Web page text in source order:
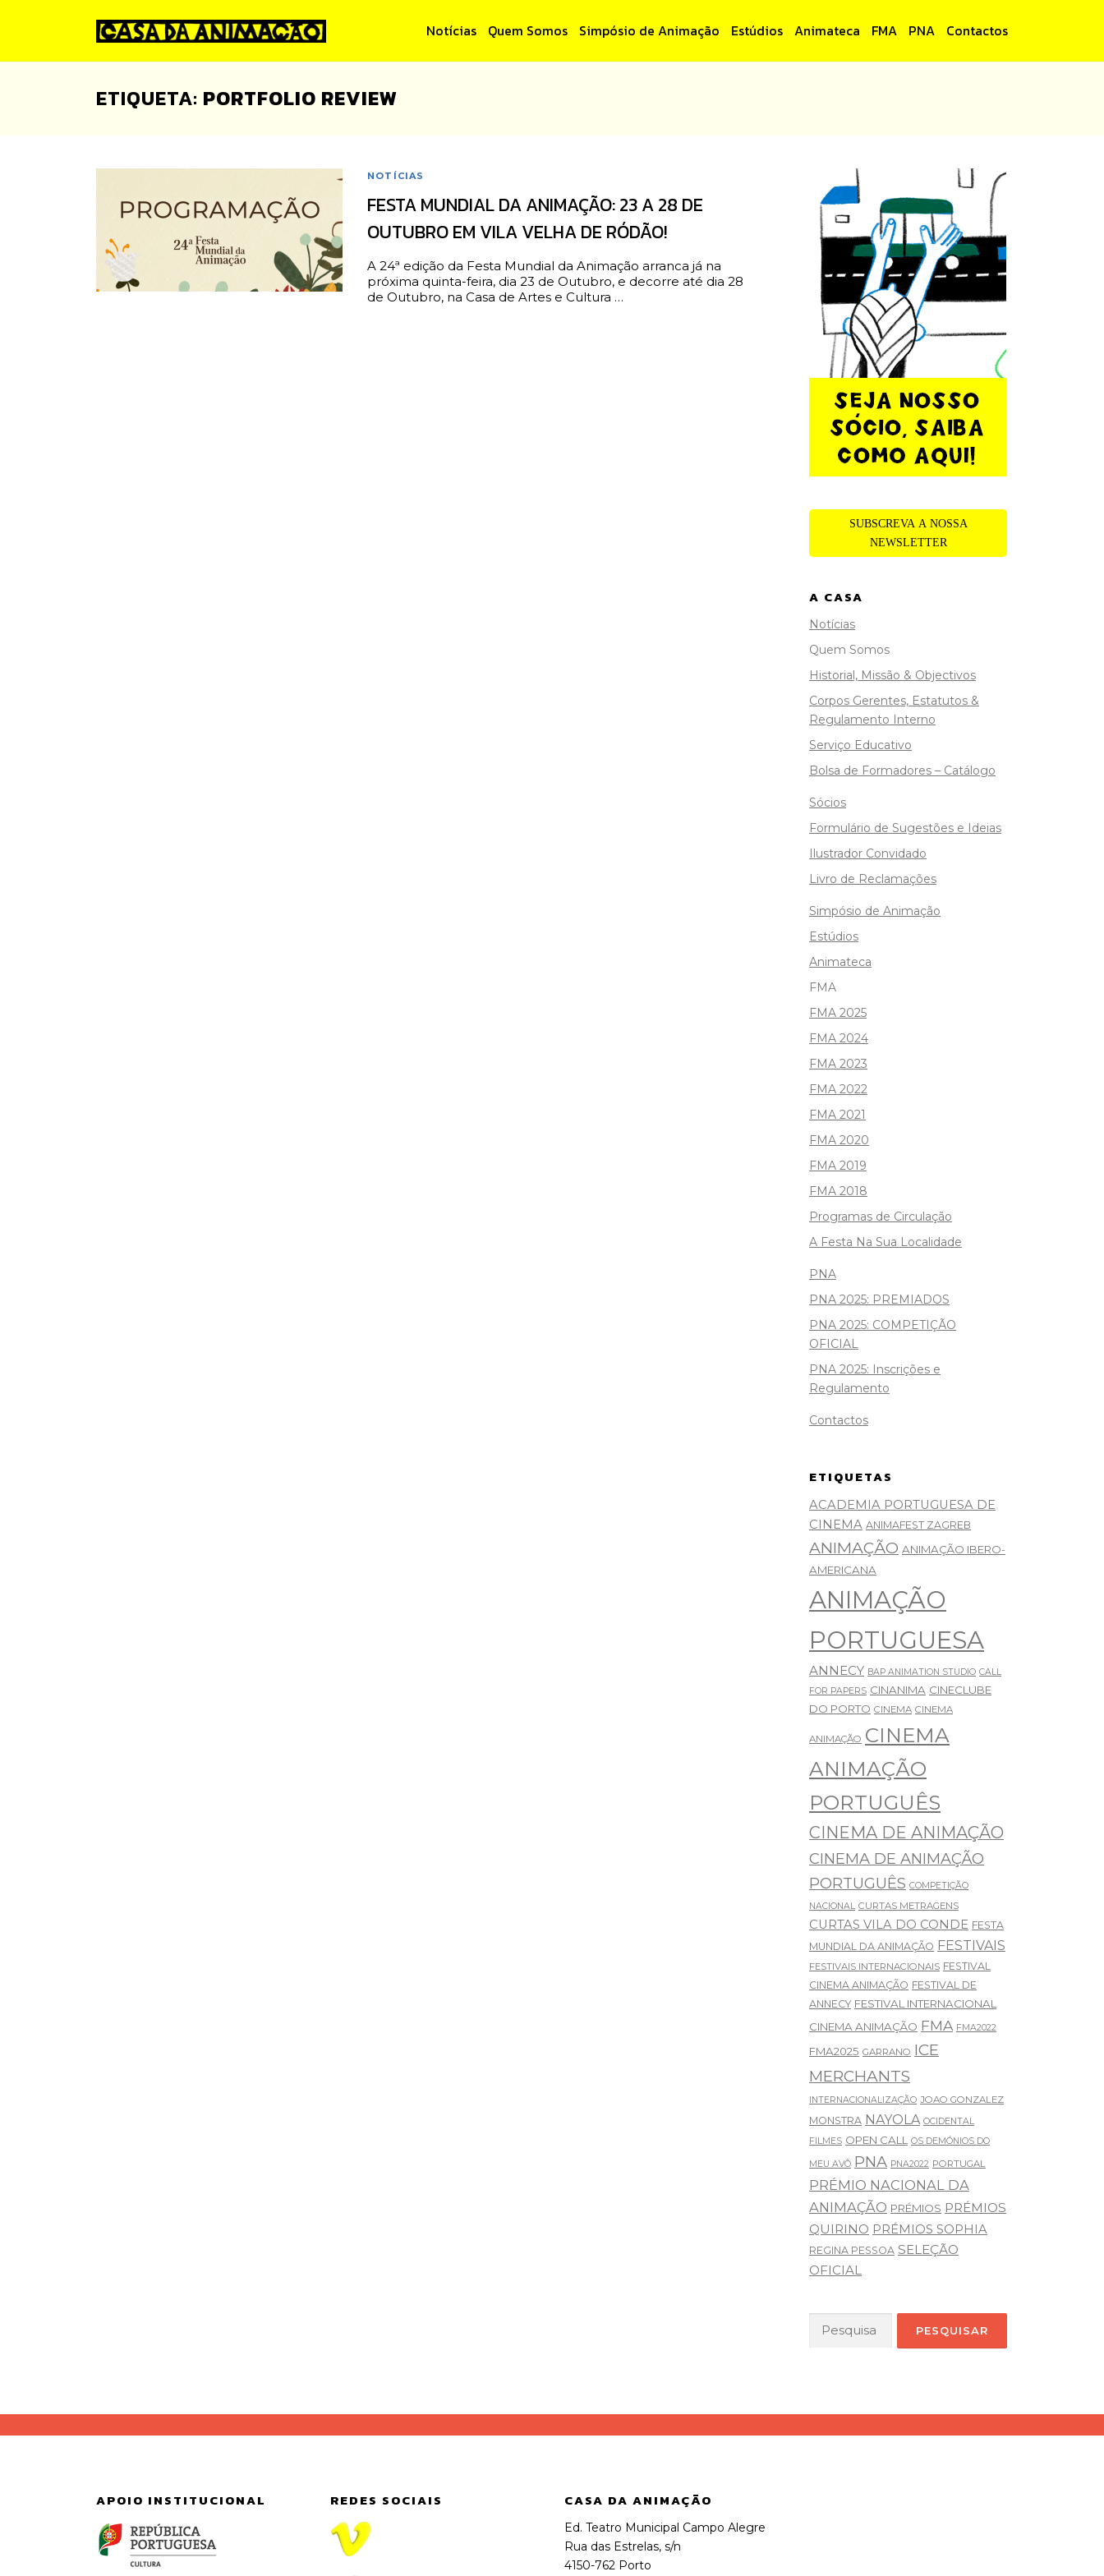
Notícias Quem Somos Simpósio de Animação Estúdios Animateca FMA PNA Contactos
ETIQUETA: PORTFOLIO REVIEW
NOTÍCIAS
FESTA MUNDIAL DA ANIMAÇÃO: 23 A 28 DE
OUTUBRO EM VILA VELHA DE RÓDÃO!
A 24ª edição da Festa Mundial da Animação arranca já na
próxima quinta-feira, dia 23 de Outubro, e decorre até dia 28
de Outubro, na Casa de Artes e Cultura …
SUBSCREVA A NOSSA
NEWSLETTER
A CASA
Notícias
Quem Somos
Historial, Missão & Objectivos
Corpos Gerentes, Estatutos &
Regulamento Interno
Serviço Educativo
Bolsa de Formadores – Catálogo
Sócios
Formulário de Sugestões e Ideias
Ilustrador Convidado
Livro de Reclamações
Simpósio de Animação
Estúdios
Animateca
FMA
FMA 2025
FMA 2024
FMA 2023
FMA 2022
FMA 2021
FMA 2020
FMA 2019
FMA 2018
Programas de Circulação
A Festa Na Sua Localidade
PNA
PNA 2025: PREMIADOS
PNA 2025: COMPETIÇÃO
OFICIAL
PNA 2025: Inscrições e
Regulamento
Contactos
ETIQUETAS
ACADEMIA PORTUGUESA DE
CINEMA ANIMAFEST ZAGREB
ANIMAÇÃO ANIMAÇÃO IBERO-
AMERICANA
ANIMAÇÃO
PORTUGUESA
ANNECY BAP ANIMATION STUDIO CALL
FOR PAPERS CINANIMA CINECLUBE
DO PORTO CINEMA CINEMA
ANIMAÇÃO CINEMA
ANIMAÇÃO
PORTUGUÊS
CINEMA DE ANIMAÇÃO
CINEMA DE ANIMAÇÃO
PORTUGUÊS COMPETIÇÃO
NACIONAL CURTAS METRAGENS
CURTAS VILA DO CONDE FESTA
MUNDIAL DA ANIMAÇÃO FESTIVAIS
FESTIVAIS INTERNACIONAIS FESTIVAL
CINEMA ANIMAÇÃO FESTIVAL DE
ANNECY FESTIVAL INTERNACIONAL
CINEMA ANIMAÇÃO FMA FMA2022
FMA2025 GARRANO ICE
MERCHANTS
INTERNACIONALIZAÇÃO JOAO GONZALEZ
MONSTRA NAYOLA OCIDENTAL
FILMES OPEN CALL OS DEMÓNIOS DO
MEU AVÔ PNA PNA2022 PORTUGAL
PRÉMIO NACIONAL DA
ANIMAÇÃO PRÉMIOS PRÉMIOS
QUIRINO PRÉMIOS SOPHIA
REGINA PESSOA SELEÇÃO
OFICIAL
APOIO INSTITUCIONAL REDES SOCIAIS CASA DA ANIMAÇÃO
Ed. Teatro Municipal Campo Alegre
Rua das Estrelas, s/n
4150-762 Porto